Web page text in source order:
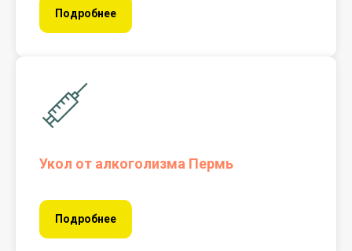
Подробнее
Укол от алкоголизма Пермь
Подробнее